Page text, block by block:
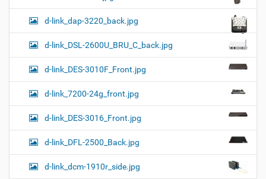
d-link_dap-3220_back.jpg
d-link_DSL-2600U_BRU_C_back.jpg
d-link_DES-3010F_Front.jpg
d-link_7200-24g_front.jpg
d-link_DES-3016_Front.jpg
d-link_DFL-2500_Back.jpg
d-link_dcm-1910r_side.jpg